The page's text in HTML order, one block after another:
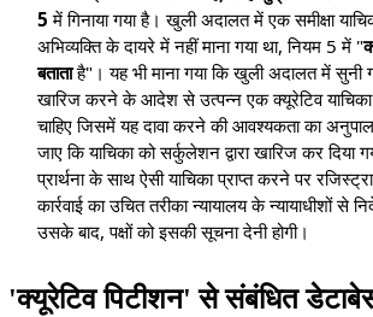
5 में गिनाया गया है। खुली अदालत में एक समीक्षा
अभिव्यक्ति के दायरे में नहीं माना गया था, नियम 5 में "
बताताहै"। यह भी माना गया कि खुली अदालत में सुनी
खारिज करने के आदेश से उत्पन्न एक क्यूरेटिव याचिका
चाहिए जिसमें यह दावा करने की आवश्यकता का
जाए कि याचिका को सर्कुलेशन द्वारा खारिज कर दिया
प्रार्थना के साथ ऐसी याचिका प्राप्त करने पर
कार्रवाई का उचित तरीका न्यायालय के न्यायाधीशों से
उसके बाद, पक्षों को इसकी सूचना देनी होगी।
'क्यूरेटिव पिटीशन' से संबंधित